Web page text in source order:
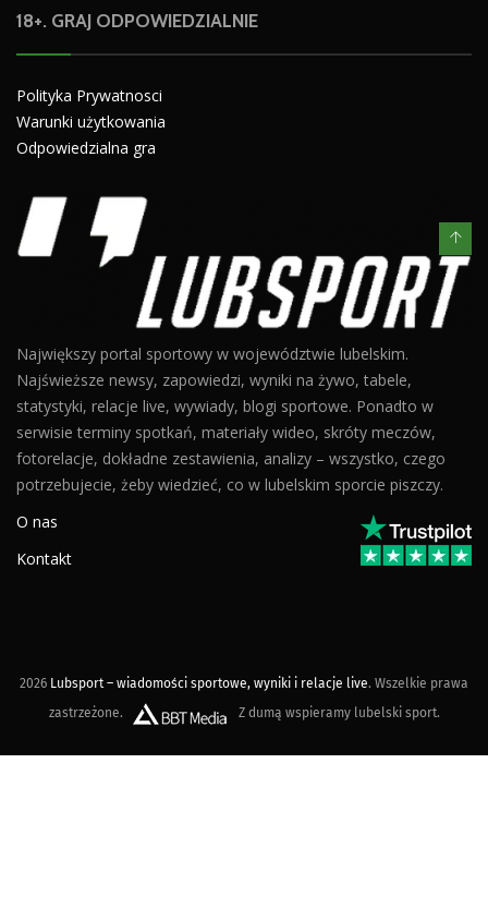
18+. GRAJ ODPOWIEDZIALNIE
Polityka Prywatnosci
Warunki użytkowania
Odpowiedzialna gra
Największy portal sportowy w województwie lubelskim.
Najświeższe newsy, zapowiedzi, wyniki na żywo, tabele,
statystyki, relacje live, wywiady, blogi sportowe. Ponadto w
serwisie terminy spotkań, materiały wideo, skróty meczów,
fotorelacje, dokładne zestawienia, analizy – wszystko, czego
potrzebujecie, żeby wiedzieć, co w lubelskim sporcie piszczy.
O nas
Kontakt
2026 Lubsport – wiadomości sportowe, wyniki i relacje live. Wszelkie prawa
zastrzeżone.
Z dumą wspieramy lubelski sport.